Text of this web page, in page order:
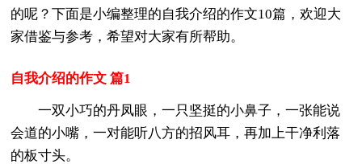
的呢？下面是小编整理的自我介绍的作文10篇，欢迎大
家借鉴与参考，希望对大家有所帮助。
自我介绍的作文 篇1
一双小巧的丹凤眼，一只坚挺的小鼻子，一张能说
会道的小嘴，一对能听八方的招风耳，再加上干净利落
的板寸头。